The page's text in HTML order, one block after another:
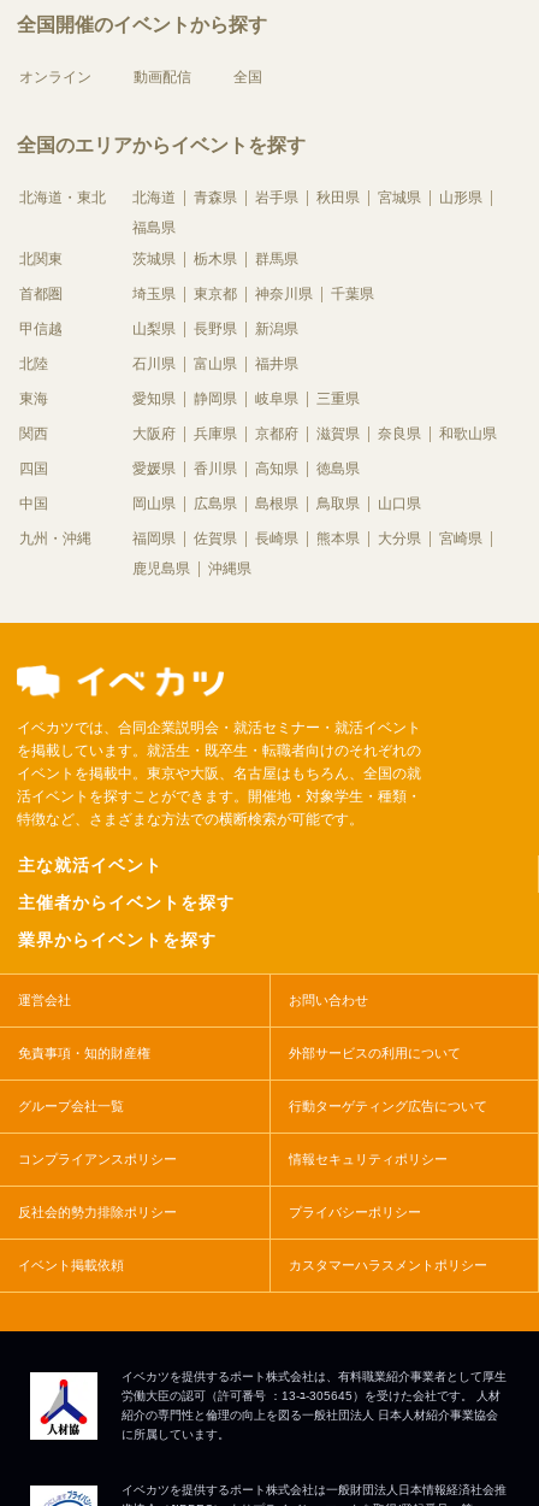
全国開催のイベントから探す
オンライン 動画配信 全国
全国のエリアからイベントを探す
北海道・東北 北海道 青森県 岩手県 秋田県 宮城県
山形県
福島県
北関東
茨城県 栃木県 群馬県
首都圏 埼玉県 東京都 神奈川県 千葉県
甲信越 山梨県 長野県 新潟県
北陸 石川県 富山県 福井県
東海 愛知県 静岡県 岐阜県 三重県
関西 大阪府 兵庫県 京都府 滋賀県 奈良県 和歌山県
四国 愛媛県 香川県 高知県 徳島県
中国 岡山県 広島県 島根県 鳥取県 山口県
九州・沖縄 福岡県 佐賀県 長崎県 熊本県 大分県
宮崎県
鹿児島県
沖縄県
イベカツでは、合同企業説明会・就活セミナー・就活イベント
を掲載しています。就活生・既卒生・転職者向けのそれぞれの
イベントを掲載中。東京や大阪、名古屋はもちろん、全国の就
活イベントを探すことができます。開催地・対象学生・種類・
特徴など、さまざまな方法での横断検索が可能です。
主な就活イベント
主催者からイベントを探す
業界からイベントを探す
運営会社 お問い合わせ
免責事項・知的財産権 外部サービスの利用について
グループ会社一覧 行動ターゲティング広告について
コンプライアンスポリシー 情報セキュリティポリシー
反社会的勢力排除ポリシー プライバシーポリシー
イベント掲載依頼 カスタマーハラスメントポリシー